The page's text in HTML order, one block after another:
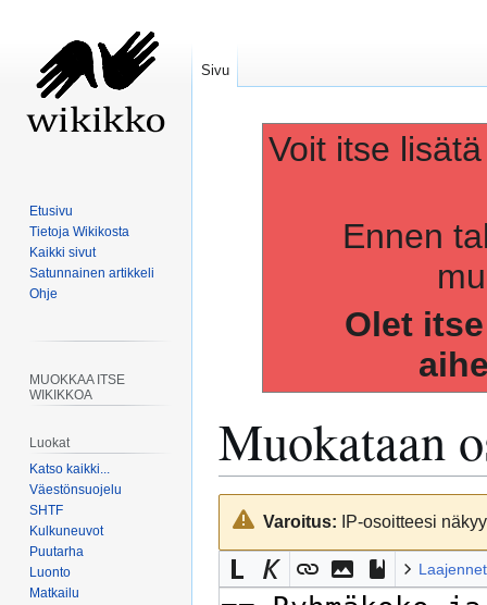
Voit itse
Ennen
Olet
Muokataan
Siirry
navigaatioon
Siirry
hakuunVaroitus: IP-osoitteesi
Sivu
Etusivu
Tietoja Wikikosta
Kaikki sivut
Satunnainen artikkeli
Ohje
MUOKKAA ITSE
WIKIKKOA
Luokat
Katso kaikki...
Väestönsuojelu
SHTF
Kulkuneuvot
Puutarha
Luonto
Matkailu